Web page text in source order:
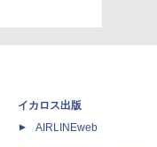
イカロス出版
AIRLINEweb